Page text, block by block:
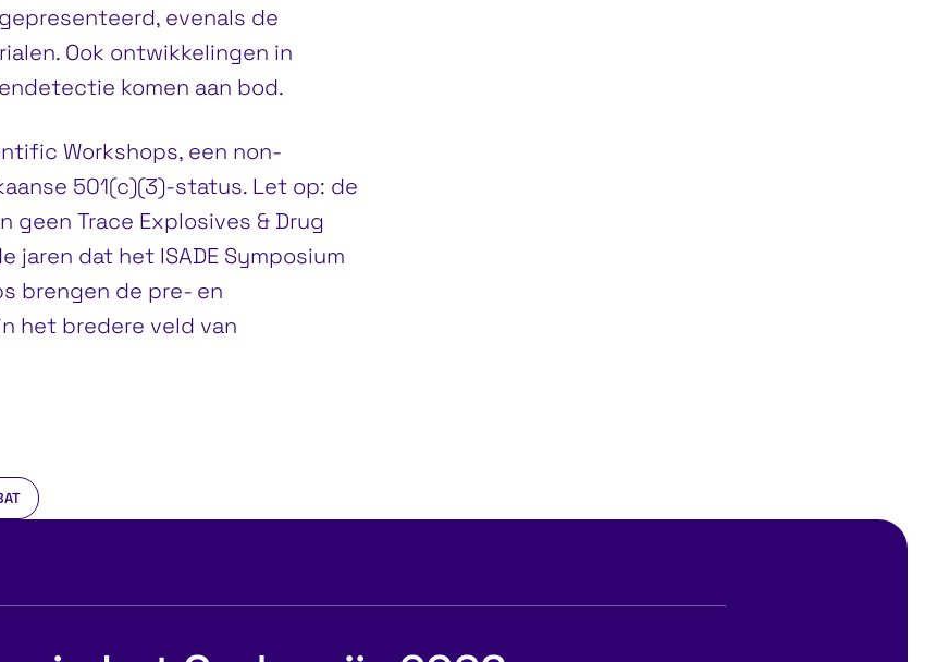
evenals de
Ook ontwikkelingen in
komen aan bod.
Workshops, een non-
501(c)(3)-status. Let op: de
Trace Explosives & Drug
jaren dat het ISADE Symposium
brengen de pre- en
het bredere veld van